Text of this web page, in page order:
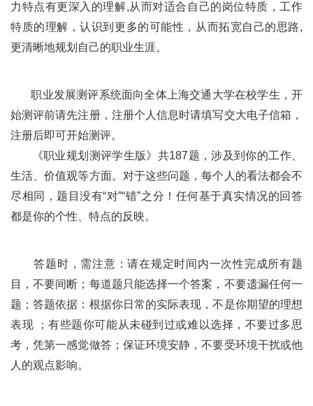
力特点有更深入的理解,从而对适合自己的岗位特质，工作
特质的理解，认识到更多的可能性，从而拓宽自己的思路,
更清晰地规划自己的职业生涯。
职业发展测评系统面向全体上海交通大学在校学生，开
始测评前请先注册，注册个人信息时请填写交大电子信箱，
注册后即可开始测评。
《职业规划测评学生版》共187题，涉及到你的工作、
生活、价值观等方面。对于这些问题，每个人的看法都会不
尽相同，题目没有“对”“错”之分！任何基于真实情况的回答
都是你的个性、特点的反映。
答题时，需注意：请在规定时间内一次性完成所有题
目，不要间断；每道题只能选择一个答案，不要遗漏任何一
题；答题依据：根据你日常的实际表现，不是你期望的理想
表现 ；有些题你可能从未碰到过或难以选择，不要过多思
考，凭第一感觉做答；保证环境安静，不要受环境干扰或他
人的观点影响。